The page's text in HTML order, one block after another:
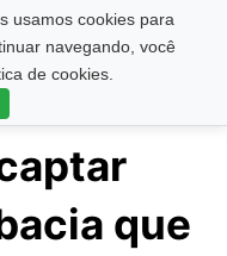
usamos cookies para
navegando, você
de cookies.
que